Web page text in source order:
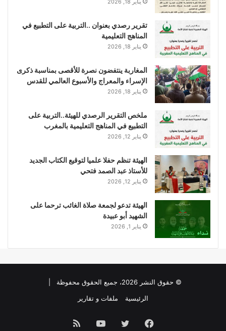
يناير 18, 2026
تقرير رصدي بعنوان ..التربية على التطبيع في
المناهج التعليمية
يناير 18, 2026
المغاربة ينتفضون نصرة للأقصى بمناسبة ذكرى
الإسراء والمعراج والأسبوع العالمي للقدس
يناير 18, 2026
ملخص التقرير الرصدي للهيئة..التربية على
التطبيع في المناهج التعليمية بالمغرب
يناير 12, 2026
الهيئة تنظم حفلا علميا لتوقيع الكتاب الجديد
للأستاذ عبد الصمد فتحي
يناير 12, 2026
الهيئة تدعو لجمعة صلاة الغائب ترحما على
الشهيد أبو عبيدة
يناير 1, 2026
© حقوق النشر 2026، جميع الحقوق محفوظة |
الرئيسية
ملفات و تقارير
فيسبوك تويتر يوتيوبملخص